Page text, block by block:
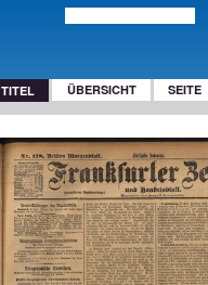
TITEL ÜBERSICHT SEITE